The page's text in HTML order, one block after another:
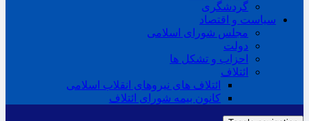
گردشگری
سیاست و اقتصاد
مجلس شورای اسلامی
دولت
احزاب و تشکل ها
ائتلاف
ائتلاف های نیروهای انقلاب اسلامی
کانون بیمه شورای ائتلاف